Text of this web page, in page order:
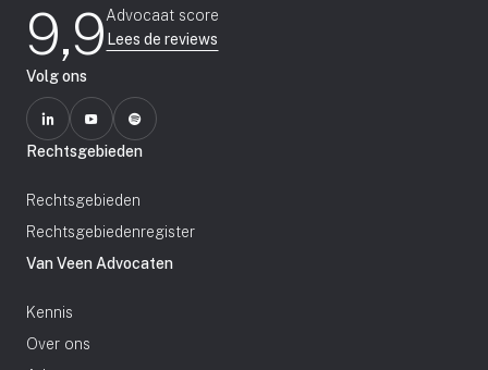
9,9Advocaat score
Lees de reviews
Volg ons
Rechtsgebieden
Rechtsgebieden
Rechtsgebiedenregister
Van Veen Advocaten
Kennis
Over ons